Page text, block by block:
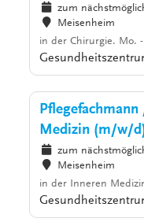
zum
Meisenheim
in der Chirurgie. Mo. -
Medizin (m/w/
zum
Meisenheim
in der Inneren